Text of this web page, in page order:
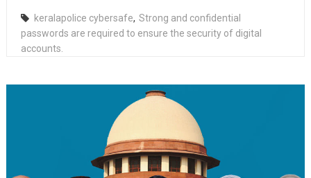
keralapolice cybersafe, Strong and confidential
passwords are required to ensure the security of digital
accounts.